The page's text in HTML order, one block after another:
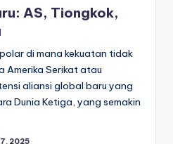
AS, Tiongkok,
di mana kekuatan tidak
Serikat atau
aliansi global baru yang
Dunia Ketiga, yang semakin
2025